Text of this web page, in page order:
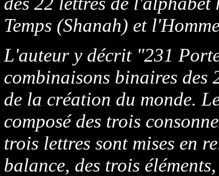
Temps (Shanah) et
L'auteur y décrit "231
combinaisons binaires
de la création du monde.
composé des trois
trois lettres sont mises en
balance, des trois